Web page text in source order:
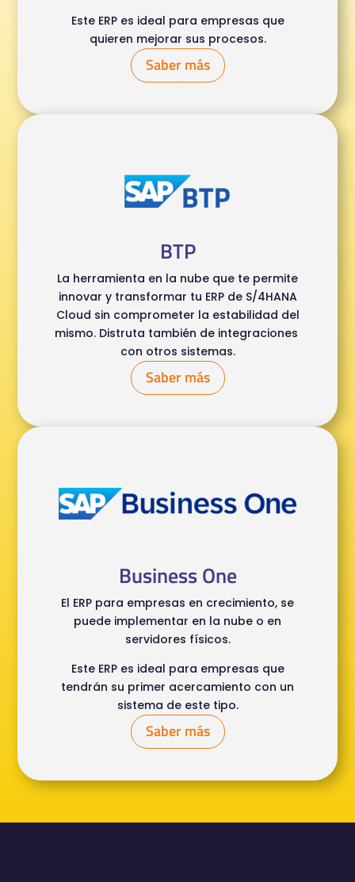
Este ERP es ideal para empresas que
quieren mejorar sus procesos.
Saber más
BTP
La herramienta en la nube que te permite
innovar y transformar tu ERP de S/4HANA
Cloud sin comprometer la estabilidad del
mismo. Distruta también de integraciones
con otros sistemas.
Saber más
Business One
El ERP para empresas en crecimiento, se
puede implementar en la nube o en
servidores físicos.
Este ERP es ideal para empresas que
tendrán su primer acercamiento con un
sistema de este tipo.
Saber más